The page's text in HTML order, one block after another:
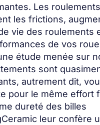
Les
les frictions,
vie des roulements
de vos
étude menée sur
sont
autrement dit,
pour le même effort
dureté des billes
leur confère